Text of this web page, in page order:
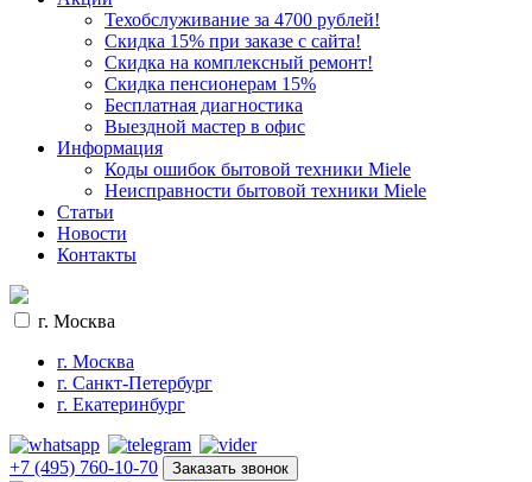
Техобслуживание за 4700 рублей!
Cкидка 15% при заказе с сайта!
Скидка на комплексный ремонт!
Скидка пенсионерам 15%
Бесплатная диагностика
Выездной мастер в офис
Информация
Коды ошибок бытовой техники Miele
Неисправности бытовой техники Miele
Статьи
Новости
Контакты
г. Москва
г. Москва
г. Санкт-Петербург
г. Екатеринбург
+7 (495) 760-10-70 Заказать звонок